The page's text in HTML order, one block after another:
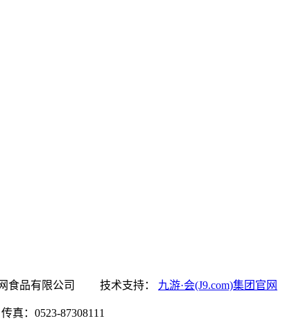
官网食品有限公司 技术支持： 九游·会(J9.com)集团官网
真：0523-87308111